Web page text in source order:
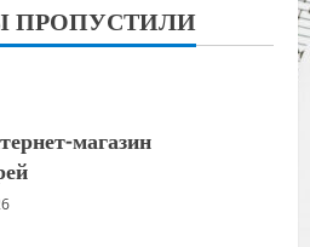
ПРОПУСТИЛИ
магазин